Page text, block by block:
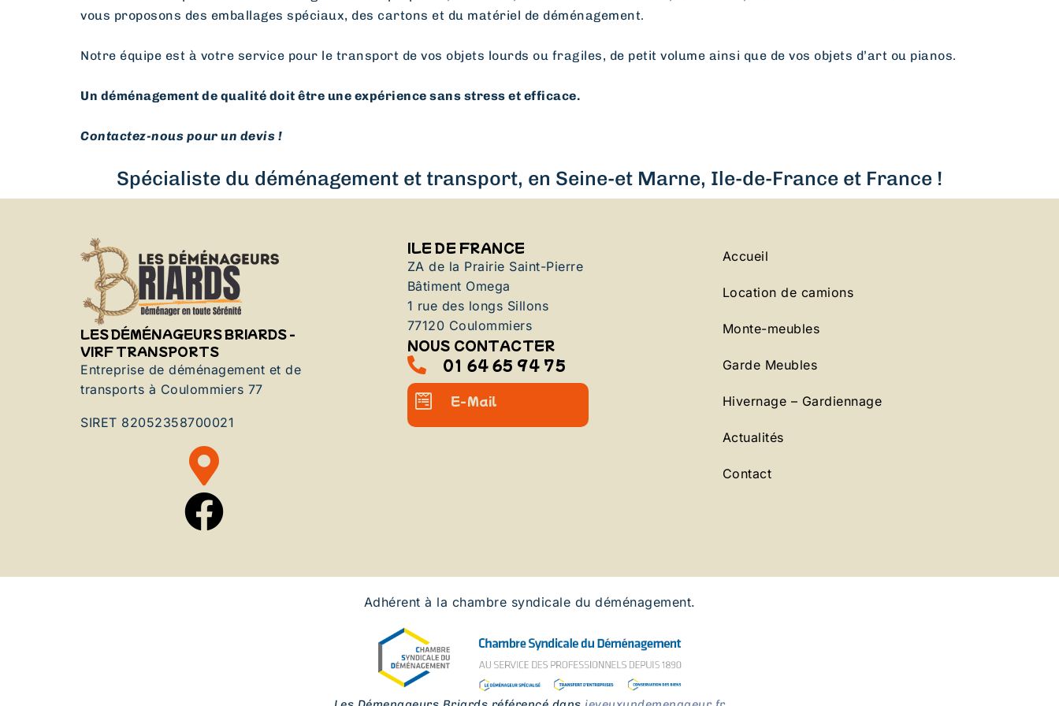
vous proposons des emballages spéciaux, des cartons et du matériel de déménagement.
Notre équipe est à votre service pour le transport de vos objets lourds ou fragiles, de petit volume ainsi que de vos objets d’art ou pianos.
Un déménagement de qualité doit être une expérience sans stress et efficace.
Contactez-nous pour un devis !
Spécialiste du déménagement et transport, en Seine-et Marne, Ile-de-France et France !
LES DÉMÉNAGEURS BRIARDS -
VIRF TRANSPORTS
Entreprise de déménagement et de
transports à Coulommiers 77
SIRET 82052358700021
ILE DE FRANCE
ZA de la Prairie Saint-Pierre
Bâtiment Omega
1 rue des longs Sillons
77120 Coulommiers
NOUS CONTACTER
01 64 65 94 75
E-Mail
Accueil
Location de camions
Monte-meubles
Garde Meubles
Hivernage – Gardiennage
Actualités
Contact
Adhérent à la chambre syndicale du déménagement.